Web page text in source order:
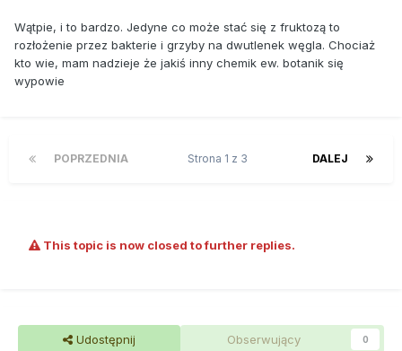
Wątpie, i to bardzo. Jedyne co może stać się z fruktozą to
rozłożenie przez bakterie i grzyby na dwutlenek węgla. Chociaż
kto wie, mam nadzieje że jakiś inny chemik ew. botanik się
wypowie
POPRZEDNIA DALEJ
Strona 1 z 3
This topic is now closed to further replies.
Udostępnij Obserwujący 0